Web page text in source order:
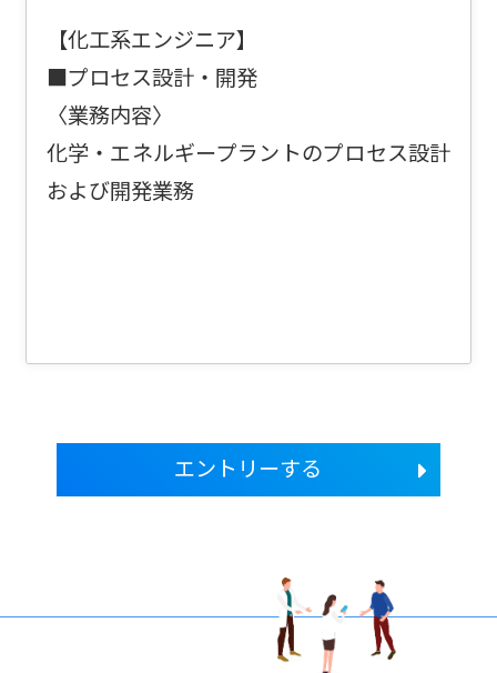
【化工系エンジニア】
■プロセス設計・開発
〈業務内容〉
化学・エネルギープラントのプロセス設計
および開発業務
エントリーする